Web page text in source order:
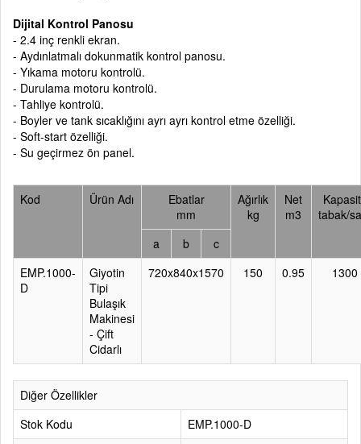
Dijital Kontrol Panosu
- 2.4 inç renkli ekran.
- Aydınlatmalı dokunmatik kontrol panosu.
- Yıkama motoru kontrolü.
- Durulama motoru kontrolü.
- Tahliye kontrolü.
- Boyler ve tank sıcaklığını ayrı ayrı kontrol etme özelliği.
- Soft-start özelliği.
- Su geçirmez ön panel.
Kod Ürün Adı
Ebatlar
mm
Ağırlık
kg
Net
m3
tabak/
a
b
c
EMP.1000-
D
Giyotin
Tipi
Bulaşık
Makinesi
- Çift
Cidarlı
720x840x1570 150 0.95 1300
Diğer Özellikler
Stok Kodu
EMP.1000-D